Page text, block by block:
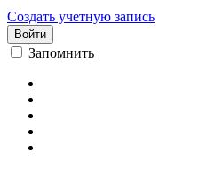
Создать учетную запись
Войти
Запомнить